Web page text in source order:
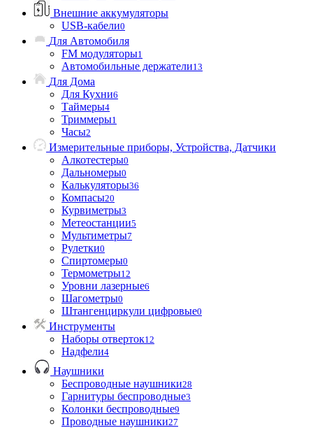
Внешние аккумуляторы
USB-кабели0
Для Автомобиля
FM модуляторы1
Автомобильные держатели13
Для Дома
Для Кухни6
Таймеры4
Триммеры1
Часы2
Измерительные приборы, Устройства, Датчики
Алкотестеры0
Дальномеры0
Калькуляторы36
Компасы20
Курвиметры3
Метеостанции5
Мультиметры7
Рулетки0
Спиртомеры0
Термометры12
Уровни лазерные6
Шагометры0
Штангенциркули цифровые0
Инструменты
Наборы отверток12
Надфели4
Наушники
Беспроводные наушники28
Гарнитуры беспроводные3
Колонки беспроводные9
Проводные наушники27